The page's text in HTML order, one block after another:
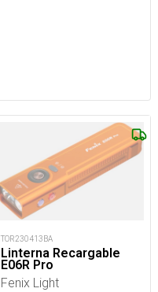
TOR230413BA
Linterna Recargable
E06R Pro
Fenix Light